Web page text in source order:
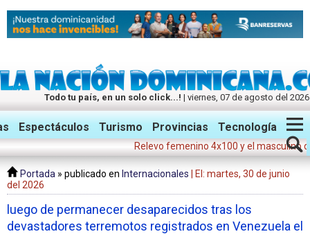
Todo tu país, en un solo click...! | viernes, 07 de agosto del 2026
Twitter Facebook Instagram
Espectáculos Turismo Provincias Tecnología
Relevo femenino 4x100 y el masculino dan
Portada » publicado en Internacionales
| El: martes, 30 de junio
del 2026
luego de permanecer desaparecidos tras los
devastadores terremotos registrados en Venezuela el